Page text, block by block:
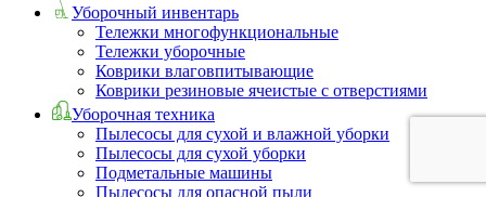
Уборочный инвентарь
Тележки многофункциональные
Тележки уборочные
Коврики влаговпитывающие
Коврики резиновые ячеистые с отверстиями
Уборочная техника
Пылесосы для сухой и влажной уборки
Пылесосы для сухой уборки
Подметальные машины
Пылесосы для опасной пыли